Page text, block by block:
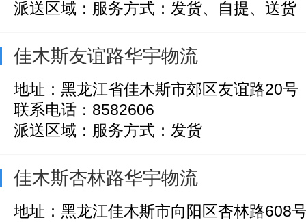
派送区域：服务方式：发货、自提、送货
佳木斯友谊路华宇物流
地址：黑龙江省佳木斯市郊区友谊路20号
联系电话：8582606
派送区域：服务方式：发货
佳木斯杏林路华宇物流
地址：黑龙江佳木斯市向阳区杏林路608